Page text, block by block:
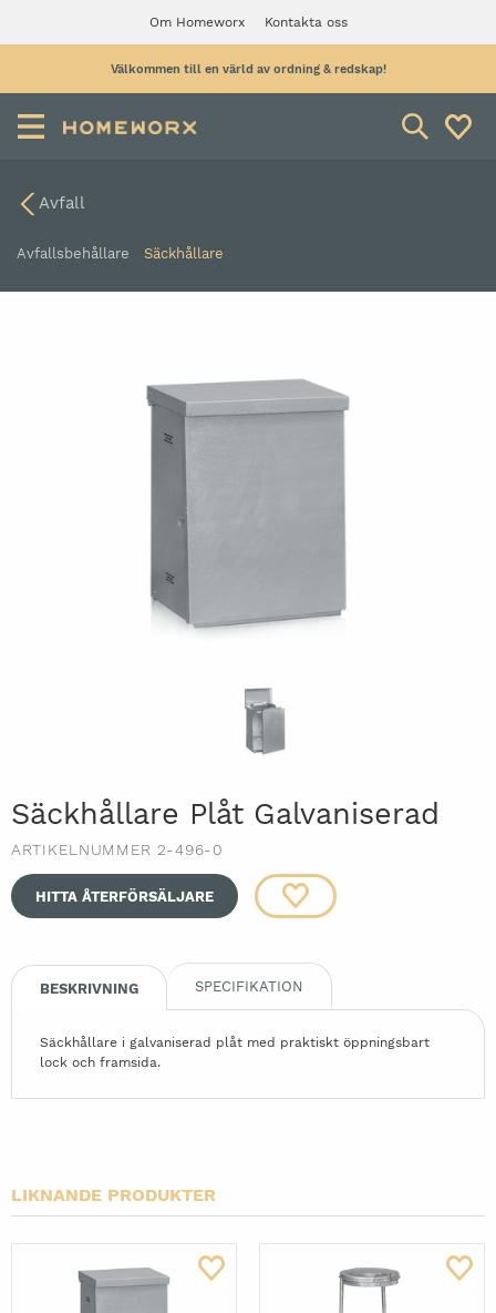
Om Homeworx Kontakta oss
Välkommen till en värld av ordning & redskap!
Avfall
Avfallsbehållare Säckhållare
Säckhållare Plåt Galvaniserad
ARTIKELNUMMER 2-496-0
HITTA ÅTERFÖRSÄLJARE
BESKRIVNING SPECIFIKATION
Säckhållare i galvaniserad plåt med praktiskt öppningsbart
lock och framsida.
LIKNANDE PRODUKTER